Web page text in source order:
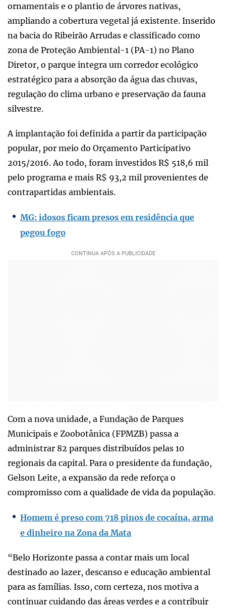
ornamentais e o plantio de árvores nativas,
ampliando a cobertura vegetal já existente. Inserido
na bacia do Ribeirão Arrudas e classificado como
zona de Proteção Ambiental-1 (PA-1) no Plano
Diretor, o parque integra um corredor ecológico
estratégico para a absorção da água das chuvas,
regulação do clima urbano e preservação da fauna
silvestre.
A implantação foi definida a partir da participação
popular, por meio do Orçamento Participativo
2015/2016. Ao todo, foram investidos R$ 518,6 mil
pelo programa e mais R$ 93,2 mil provenientes de
contrapartidas ambientais.
MG: idosos ficam presos em residência que
pegou fogo
Com a nova unidade, a Fundação de Parques
Municipais e Zoobotânica (FPMZB) passa a
administrar 82 parques distribuídos pelas 10
regionais da capital. Para o presidente da fundação,
Gelson Leite, a expansão da rede reforça o
compromisso com a qualidade de vida da população.
Homem é preso com 718 pinos de cocaína, arma
e dinheiro na Zona da Mata
“Belo Horizonte passa a contar mais um local
destinado ao lazer, descanso e educação ambiental
para as famílias. Isso, com certeza, nos motiva a
continuar cuidando das áreas verdes e a contribuir